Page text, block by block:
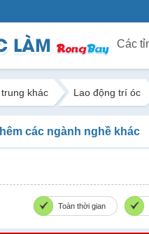
khác Lao động trí óc
các ngành nghề khác
Toàn thời gian